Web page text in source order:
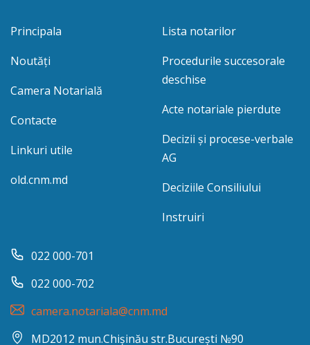
Principala
Noutăți
Camera Notarială
Contacte
Linkuri utile
old.cnm.md
Lista notarilor
Procedurile succesorale
deschise
Acte notariale pierdute
Decizii și procese-verbale
AG
Deciziile Consiliului
Instruiri
022 000-701
022 000-702
camera.notariala@cnm.md
MD2012 mun.Chișinău str.București №90